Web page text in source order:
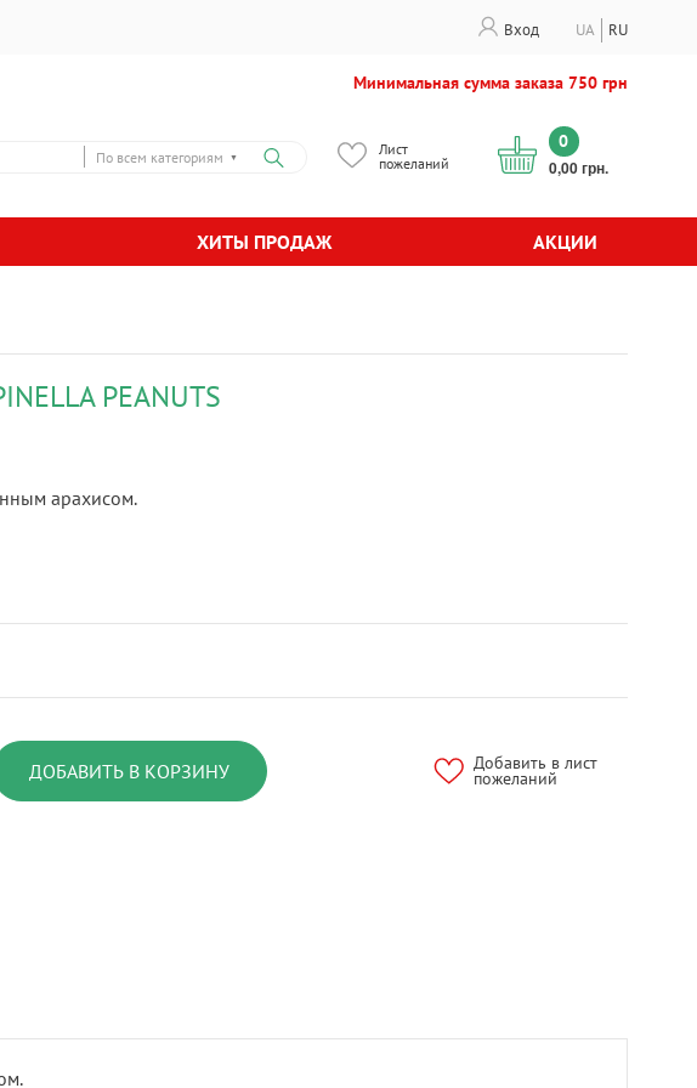
Вход RU
UA
Минимальная сумма заказа 750 грн
По всем категориям ▼
Лист
пожеланий
0
0,00 грн.
ХИТЫ ПРОДАЖ АКЦИИ
PEANUTS
арахисом.
ДОБАВИТЬ В КОРЗИНУ Добавить в лист
пожеланий